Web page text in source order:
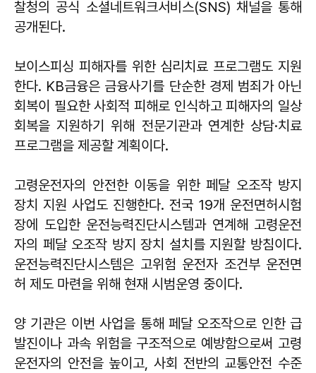
찰청의 공식 소셜네트워크서비스(SNS) 채널을 통해
공개된다.
보이스피싱 피해자를 위한 심리치료 프로그램도 지원
한다. KB금융은 금융사기를 단순한 경제 범죄가 아닌
회복이 필요한 사회적 피해로 인식하고 피해자의 일상
회복을 지원하기 위해 전문기관과 연계한 상담·치료
프로그램을 제공할 계획이다.
고령운전자의 안전한 이동을 위한 페달 오조작 방지
장치 지원 사업도 진행한다. 전국 19개 운전면허시험
장에 도입한 운전능력진단시스템과 연계해 고령운전
자의 페달 오조작 방지 장치 설치를 지원할 방침이다.
운전능력진단시스템은 고위험 운전자 조건부 운전면
허 제도 마련을 위해 현재 시범운영 중이다.
양 기관은 이번 사업을 통해 페달 오조작으로 인한 급
발진이나 과속 위험을 구조적으로 예방함으로써 고령
운전자의 안전을 높이고, 사회 전반의 교통안전 수준